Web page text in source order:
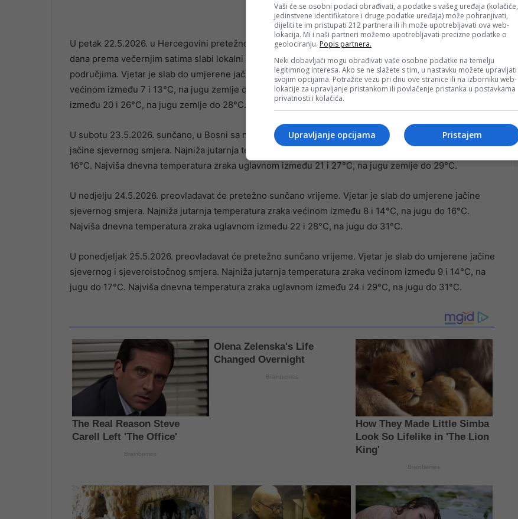
U petak 22.5.2026. u Hercegovini pretežno sunčano. Po Bosni će biti umjerene oblačnosti. Od sredine
dana prema večernjim satima slabi lokalni pljuskovi su mogući u centralnim, istočnim i sjevernim
područjima. Vjetar je slab do umjerene jačine sjevernog smjera. Najniža jutarnja temperatura zraka
većinom između 7 i 13°C, na jugu zemlje do 15°C. Najviša dnevna temperatura zraka uglavnom
između 20 i 26°C, na jugu zemlje do 28°C.
U subotu 23.5.2026. sunčano, u Bosni sa malom do umjerenom oblačnosti. Vjetar je slab do umjerene
jačine sjevernog smjera. Najniža jutarnja temperatura zraka većinom između 8 i 13°C, na jugu do
16°C. Najviša dnevna temperatura zraka uglavnom između 21 i 27°C, na jugu zemlje do 29°C.
U nedjelju 24.5.2026. preovladavat će pretežno sunčano vrijeme. Vjetar je slab do umjerene jačine
sjevernog smjera. Najniža jutarnja temperatura zraka većinom između 8 i 14°C, na jugu do 16°C.
Najviša dnevna temperatura zraka uglavnom između 22 i 28°C, na jugu do 31°C.
U ponedjeljak 25.5.2026. preovladavat će pretežno sunčano vrijeme. Vjetar je slab do umjerene jačine
sjevernog i sjeveroistočnog smjera. Najniža jutarnja temperatura zraka većinom između 9 i 14°C, na
jugu do 17°C. Najviša dnevna temperatura zraka uglavnom između 24 i 29°C, na jugu do 31°C.
Vaši će se osobni podaci obrađivati, a podatke s vašeg uređaja (kolačiće,
jedinstvene identifikatore i druge podatke uređaja) može pohranjivati,
dijeliti te im pristupati 212 partnera ili ih može upotrebljavati ova web-
lokacija. Mi i naši partneri možemo upotrebljavati precizne podatke o
geolociranju. Popis partnera.
Neki dobavljači mogu obrađivati vaše osobne podatke na temelju
legitimnog interesa. Ako se ne slažete s tim, u nastavku možete upravljati
svojim opcijama. Potražite vezu pri dnu ove stranice ili na izborniku web-
lokacije za upravljanje pristankom ili povlačenje pristanka u postavkama
privatnosti i kolačića.
Pristajem
Upravljanje opcijama